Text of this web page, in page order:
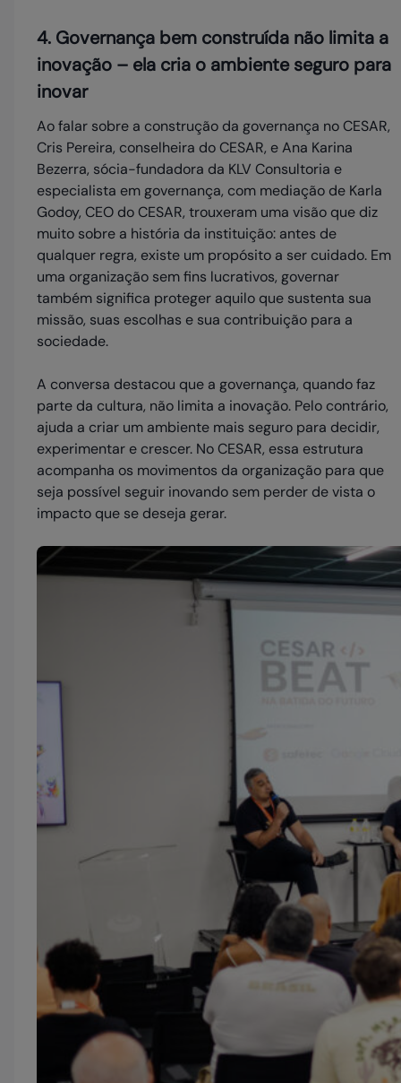
4. Governança bem construída não limita a
inovação – ela cria o ambiente seguro para
inovar
Ao falar sobre a construção da governança no CESAR,
Cris Pereira, conselheira do CESAR, e Ana Karina
Bezerra, sócia-fundadora da KLV Consultoria e
especialista em governança, com mediação de Karla
Godoy, CEO do CESAR, trouxeram uma visão que diz
muito sobre a história da instituição: antes de
qualquer regra, existe um propósito a ser cuidado. Em
uma organização sem fins lucrativos, governar
também significa proteger aquilo que sustenta sua
missão, suas escolhas e sua contribuição para a
sociedade.
A conversa destacou que a governança, quando faz
parte da cultura, não limita a inovação. Pelo contrário,
ajuda a criar um ambiente mais seguro para decidir,
experimentar e crescer. No CESAR, essa estrutura
acompanha os movimentos da organização para que
seja possível seguir inovando sem perder de vista o
impacto que se deseja gerar.